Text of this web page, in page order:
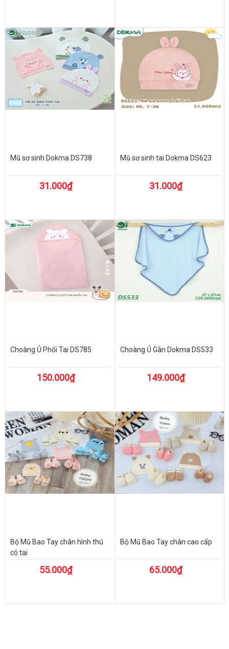
Mũ sơ sinh Dokma DS738
31.000₫
Mũ sơ sinh tai Dokma DS623
31.000₫
Choàng Ủ Phối Tai DS785
150.000₫
Choàng Ủ Gân Dokma DS533
149.000₫
Bộ Mũ Bao Tay chân hình thú
có tai
55.000₫
Bộ Mũ Bao Tay chân cao cấp
65.000₫